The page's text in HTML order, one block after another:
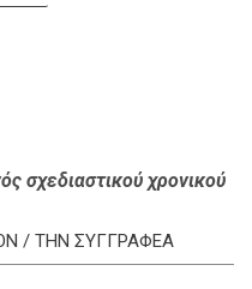
σχεδιαστικού χρονικού
/ ΤΗΝ ΣΥΓΓΡΑΦΕΑ